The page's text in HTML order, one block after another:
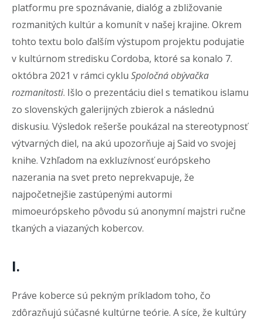
platformu pre spoznávanie, dialóg a zbližovanie
rozmanitých kultúr a komunít v našej krajine. Okrem
tohto textu bolo ďalším výstupom projektu podujatie
v kultúrnom stredisku Cordoba, ktoré sa konalo 7.
októbra 2021 v rámci cyklu Spoločná obývačka
rozmanitosti. Išlo o prezentáciu diel s tematikou islamu
zo slovenských galerijných zbierok a následnú
diskusiu. Výsledok rešerše poukázal na stereotypnosť
výtvarných diel, na akú upozorňuje aj Said vo svojej
knihe. Vzhľadom na exkluzívnosť európskeho
nazerania na svet preto neprekvapuje, že
najpočetnejšie zastúpenými autormi
mimoeurópskeho pôvodu sú anonymní majstri ručne
tkaných a viazaných kobercov.
I.
Práve koberce sú pekným príkladom toho, čo
zdôrazňujú súčasné kultúrne teórie. A síce, že kultúry